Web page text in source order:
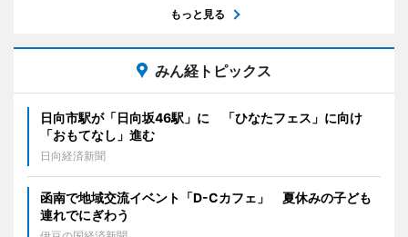
もっと見る
みん経トピックス
日向市駅が「日向坂46駅」に 「ひなたフェス」に向け
「おもてなし」進む
日向経済新聞
函南で地域交流イベント「D-Cカフェ」 夏休みの子ども
連れでにぎわう